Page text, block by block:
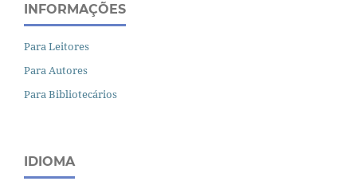
INFORMAÇÕES
Para Leitores
Para Autores
Para Bibliotecários
IDIOMA